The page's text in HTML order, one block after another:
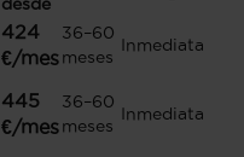
424
€/mes
36–60
meses
Inmediata
445
€/mes
36–60
meses
Inmediata